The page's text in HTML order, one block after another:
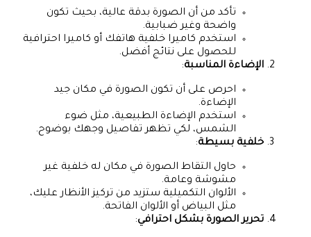
تأكد من أن الصورة بدقة عالية، بحيث تكون
واضحة وغير ضبابية.
استخدم كاميرا خلفية هاتفك أو كاميرا احترافية
للحصول على نتائج أفضل.
الإضاءة المناسبة:
احرص على أن تكون الصورة في مكان جيد
الإضاءة.
استخدم الإضاءة الطبيعية، مثل ضوء
الشمس، لكي تظهر تفاصيل وجهك بوضوح.
خلفية بسيطة:
حاول التقاط الصورة في مكان له خلفية غير
مشوشة وعامة.
الألوان التكميلية ستزيد من تركيز الأنظار عليك،
مثل البياض أو الألوان الفاتحة.
تحرير الصورة بشكل احترافي: